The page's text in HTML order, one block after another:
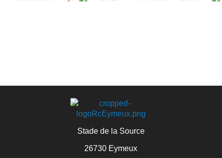
Stade de la Source
26730 Eymeux